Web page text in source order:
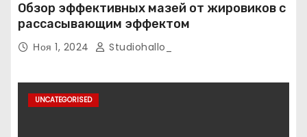
Обзор эффективных мазей от жировиков с
рассасывающим эффектом
Ноя 1, 2024 Studiohallo_
UNCATEGORISED